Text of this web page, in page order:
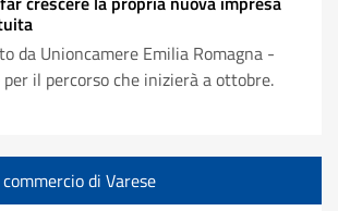
da Unioncamere Emilia Romagna -
il percorso che inizierà a ottobre.
di Varese